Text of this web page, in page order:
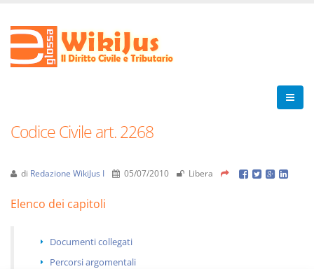
Codice Civile art. 2268
di Redazione WikiJus I 05/07/2010 Libera
Elenco dei capitoli
Documenti collegati
Percorsi argomentali